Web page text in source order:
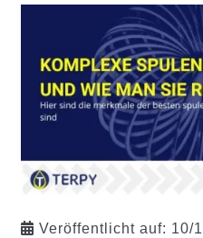
Veröffentlicht auf: 10/